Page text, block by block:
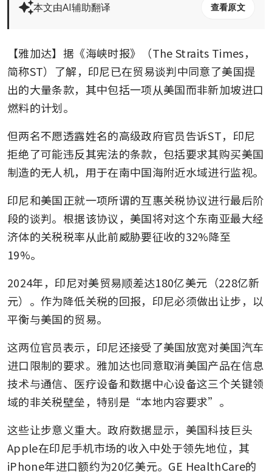
本文由AI辅助翻译 查看原文
【雅加达】据《海峡时报》（The Straits Times，
简称ST）了解，印尼已在贸易谈判中同意了美国提
出的大量条款，其中包括一项从美国而非新加坡进口
燃料的计划。
但两名不愿透露姓名的高级政府官员告诉ST，印尼
拒绝了可能违反其宪法的条款，包括要求其购买美国
制造的无人机，用于在南中国海附近水域进行监视。
印尼和美国正就一项所谓的互惠关税协议进行最后阶
段的谈判。根据该协议，美国将对这个东南亚最大经
济体的关税税率从此前威胁要征收的32%降至
19%。
2024年，印尼对美贸易顺差达180亿美元（228亿新
元）。作为降低关税的回报，印尼必须做出让步，以
平衡与美国的贸易。
这两位官员表示，印尼还接受了美国放宽对美国汽车
进口限制的要求。雅加达也同意取消美国产品在信息
技术与通信、医疗设备和数据中心设备这三个关键领
域的非关税壁垒，特别是“本地内容要求”。
这些让步意义重大。政府数据显示，美国科技巨头
Apple在印尼手机市场的收入中处于领先地位，其
iPhone年进口额约为20亿美元。GE HealthCare的